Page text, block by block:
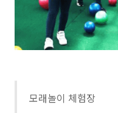
모래놀이 체험장